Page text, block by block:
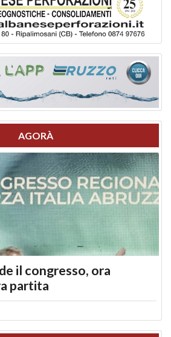
AGORÀ
il congresso, ora
partita